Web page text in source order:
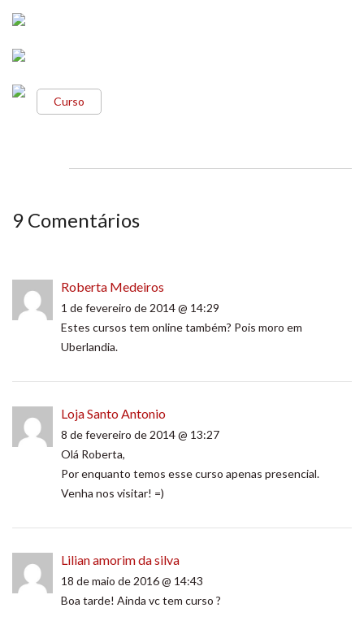
Curso
9 Comentários
Roberta Medeiros
1 de fevereiro de 2014 @ 14:29
Estes cursos tem online também? Pois moro em
Uberlandia.
Loja Santo Antonio
8 de fevereiro de 2014 @ 13:27
Olá Roberta,
Por enquanto temos esse curso apenas presencial.
Venha nos visitar! =)
Lilian amorim da silva
18 de maio de 2016 @ 14:43
Boa tarde! Ainda vc tem curso ?